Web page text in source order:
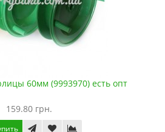
60мм (9993970) есть опт
159.80 грн.